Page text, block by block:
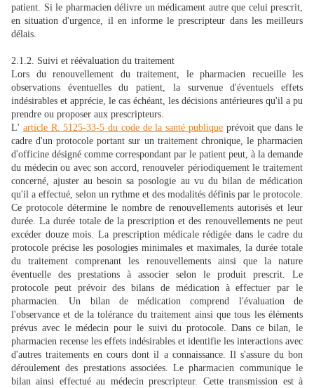
patient. Si le pharmacien délivre un médicament autre que celui prescrit,
en situation d'urgence, il en informe le prescripteur dans les meilleurs
délais.
2.1.2. Suivi et réévaluation du traitement
Lors du renouvellement du traitement, le pharmacien recueille les
observations éventuelles du patient, la survenue d'éventuels effets
indésirables et apprécie, le cas échéant, les décisions antérieures qu'il a pu
prendre ou proposer aux prescripteurs.
L' article R. 5125-33-5 du code de la santé publiqueprévoit que dans le
cadre d'un protocole portant sur un traitement chronique, le pharmacien
d'officine désigné comme correspondant par le patient peut, à la demande
du médecin ou avec son accord, renouveler périodiquement le traitement
concerné, ajuster au besoin sa posologie au vu du bilan de médication
qu'il a effectué, selon un rythme et des modalités définis par le protocole.
Ce protocole détermine le nombre de renouvellements autorisés et leur
durée. La durée totale de la prescription et des renouvellements ne peut
excéder douze mois. La prescription médicale rédigée dans le cadre du
protocole précise les posologies minimales et maximales, la durée totale
du traitement comprenant les renouvellements ainsi que la nature
éventuelle des prestations à associer selon le produit prescrit. Le
protocole peut prévoir des bilans de médication à effectuer par le
pharmacien. Un bilan de médication comprend l'évaluation de
l'observance et de la tolérance du traitement ainsi que tous les éléments
prévus avec le médecin pour le suivi du protocole. Dans ce bilan, le
pharmacien recense les effets indésirables et identifie les interactions avec
d'autres traitements en cours dont il a connaissance. Il s'assure du bon
déroulement des prestations associées. Le pharmacien communique le
bilan ainsi effectué au médecin prescripteur. Cette transmission est à